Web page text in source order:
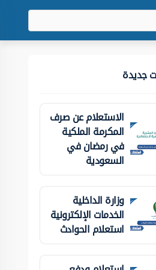
جديدة
الاستعلام عن صرف
المكرمة الملكية
في رمضان في
السعودية
وزارة الداخلية
الخدمات الإلكترونية
استعلام الحوادث